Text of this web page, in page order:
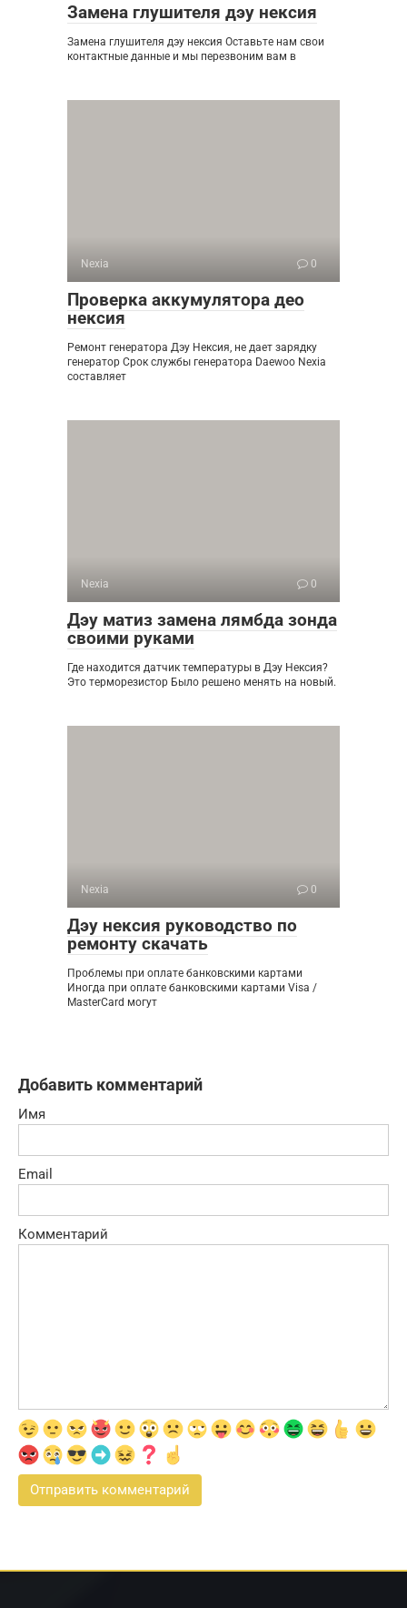
Замена глушителя дэу нексия
Замена глушителя дэу нексия Оставьте нам свои
контактные данные и мы перезвоним вам в
Nexia 0
Проверка аккумулятора део
нексия
Ремонт генератора Дэу Нексия, не дает зарядку
генератор Срок службы генератора Daewoo Nexia
составляет
Nexia 0
Дэу матиз замена лямбда зонда
своими руками
Где находится датчик температуры в Дэу Нексия?
Это терморезистор Было решено менять на новый.
Nexia 0
Дэу нексия руководство по
ремонту скачать
Проблемы при оплате банковскими картами
Иногда при оплате банковскими картами Visa /
MasterCard могут
Добавить комментарий
Имя
Email
Комментарий